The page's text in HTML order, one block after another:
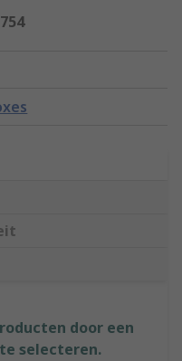
door een
selecteren.